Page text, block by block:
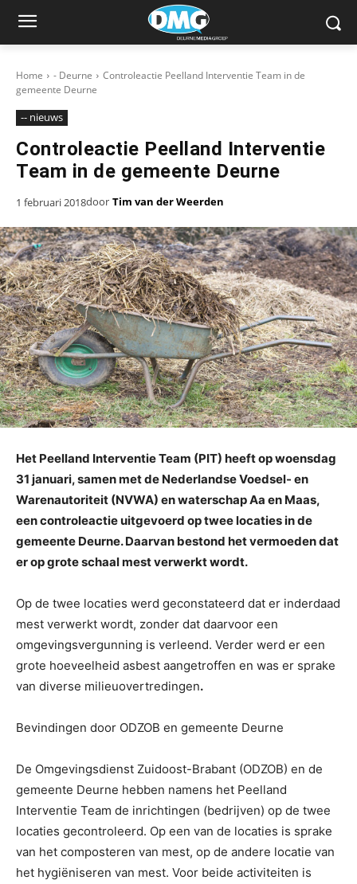
Home - Deurne
Controleactie Peelland Interventie Team in de
gemeente Deurne
-- nieuws
Controleactie Peelland Interventie
Team in de gemeente Deurne
1 februari 2018door Tim van der Weerden
Het Peelland Interventie Team (PIT) heeft op woensdag
31 januari, samen met de Nederlandse Voedsel- en
Warenautoriteit (NVWA) en waterschap Aa en Maas,
een controleactie uitgevoerd op twee locaties in de
gemeente Deurne. Daarvan bestond het vermoeden dat
er op grote schaal mest verwerkt wordt.
Op de twee locaties werd geconstateerd dat er inderdaad
mest verwerkt wordt, zonder dat daarvoor een
omgevingsvergunning is verleend. Verder werd er een
grote hoeveelheid asbest aangetroffen en was er sprake
van diverse milieuovertredingen.
Bevindingen door ODZOB en gemeente Deurne
De Omgevingsdienst Zuidoost-Brabant (ODZOB) en de
gemeente Deurne hebben namens het Peelland
Interventie Team de inrichtingen (bedrijven) op de twee
locaties gecontroleerd. Op een van de locaties is sprake
van het composteren van mest, op de andere locatie van
het hygiëniseren van mest. Voor beide activiteiten is